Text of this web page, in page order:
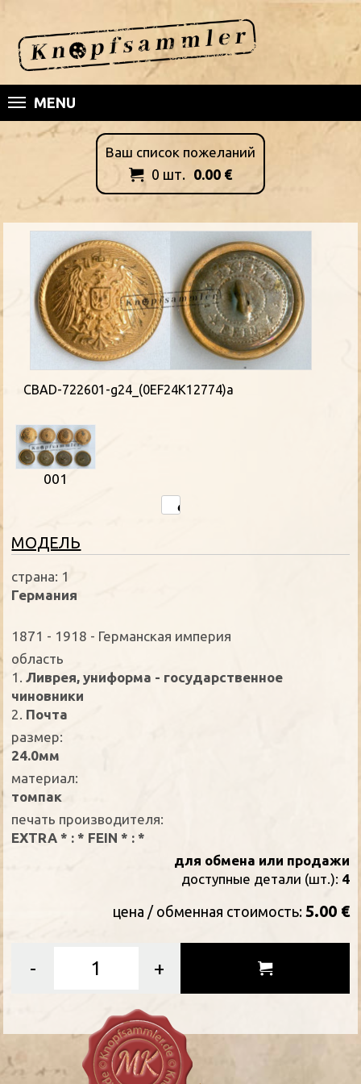
MENU
Ваш список пожеланий
 0 шт. 0.00 €
CBAD-722601-g24_(0EF24K12774)a
001
MОДЕЛЬ
страна: 1
Германия
1871 - 1918 - Германская империя
oбласть
1. Ливрея, униформа - государственное
чиновники
2. Почта
размер:
24.0мм
материал:
томпак
печать производителя:
EXTRA * : * FEIN * : *
для обмена или продажи
доступные детали (шт.): 4
цена / oбменная стоимость: 5.00 €
- +